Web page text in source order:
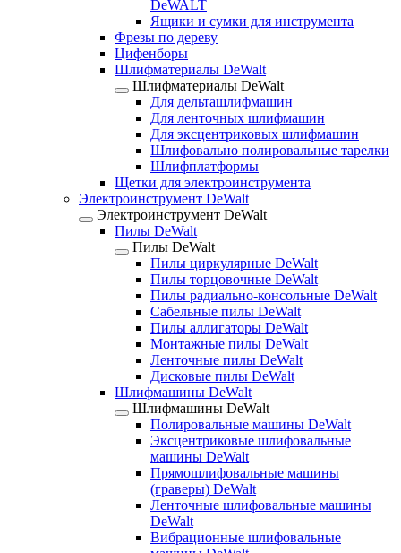
DeWALT
Ящики и сумки для инструмента
Фрезы по дереву
Цифенборы
Шлифматериалы DeWalt
Шлифматериалы DeWalt
Для дельташлифмашин
Для ленточных шлифмашин
Для эксцентриковых шлифмашин
Шлифовально полировальные тарелки
Шлифплатформы
Щетки для электроинструмента
Электроинструмент DeWalt
Электроинструмент DeWalt
Пилы DeWalt
Пилы DeWalt
Пилы циркулярные DeWalt
Пилы торцовочные DeWalt
Пилы радиально-консольные DeWalt
Сабельные пилы DeWalt
Пилы аллигаторы DeWalt
Монтажные пилы DeWalt
Ленточные пилы DeWalt
Дисковые пилы DeWalt
Шлифмашины DeWalt
Шлифмашины DeWalt
Полировальные машины DeWalt
Эксцентриковые шлифовальные
машины DeWalt
Прямошлифовальные машины
(граверы) DeWalt
Ленточные шлифовальные машины
DeWalt
Вибрационные шлифовальные